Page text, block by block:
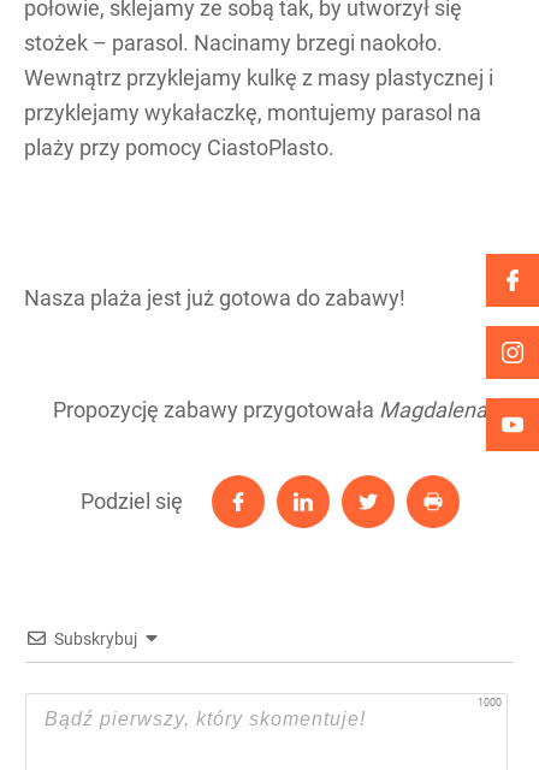
połowie, sklejamy ze sobą tak, by utworzył się
stożek – parasol. Nacinamy brzegi naokoło.
Wewnątrz przyklejamy kulkę z masy plastycznej i
przyklejamy wykałaczkę, montujemy parasol na
plaży przy pomocy CiastoPlasto.
Nasza plaża jest już gotowa do zabawy!
Propozycję zabawy przygotowała Magdalena
Podziel się
Subskrybuj
1000